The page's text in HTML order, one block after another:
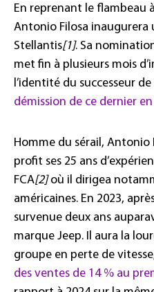
En reprenant le flambeau
Antonio Filosa inaugurera
Stellantis[1]. Sa
met fin à plusieurs mois
l’identité du successeur
démission de ce dernier
Homme du sérail,
profit ses 25 ans
FCA[2]où il dirigea
américaines. En 2023,
survenue deux ans
marque Jeep. Il aura la
groupe en perte de
des ventes de 14 % au